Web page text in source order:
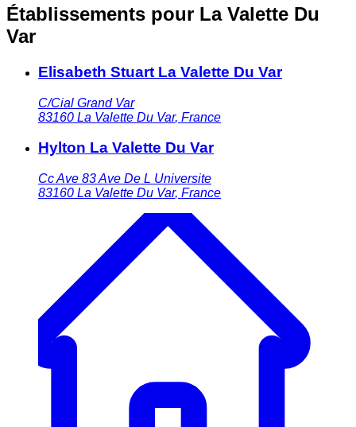
Établissements pour La Valette Du
Var
Elisabeth Stuart La Valette Du Var
C/Cial Grand Var
83160 La Valette Du Var, France
Hylton La Valette Du Var
Cc Ave 83 Ave De L Universite
83160 La Valette Du Var, France